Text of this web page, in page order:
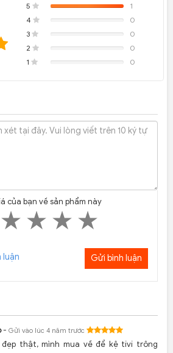
Stockwell 2 được tinh chỉnh bởi các
sâu, tiếng trung âm rõ ràng và tiếng
tùy chỉnh âm lượng, bass và treble
trên thân loa hoặc thông qua ứng
cho bạn tận hưởng âm nhạc theo
5
100%
Complete
1
4
Complete
0
3
Complete
0
2
Complete
0
1
0
của bạn về sản phẩm này
luận Gửi bình luận
-Gửi vào lúc 4 năm trước
thật, mình mua về để kệ tivi trông